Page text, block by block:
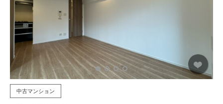
中古マンション